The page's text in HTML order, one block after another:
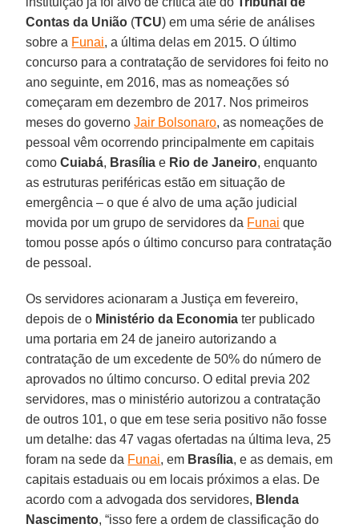
Contas da União (TCU) em uma série de análises
sobre a Funai, a última delas em 2015. O último
concurso para a contratação de servidores foi feito no
ano seguinte, em 2016, mas as nomeações só
começaram em dezembro de 2017. Nos primeiros
meses do governoJair Bolsonaro, as nomeações de
pessoal vêm ocorrendo principalmente em capitais
como Cuiabá, Brasília e Rio de Janeiro, enquanto
as estruturas periféricas estão em situação de
emergência – o que é alvo de uma ação judicial
movida por um grupo de servidores da Funai que
tomou posse após o último concurso para contratação
de pessoal.
Os servidores acionaram a Justiça em fevereiro,
depois de o Ministério da Economia ter publicado
uma portaria em 24 de janeiro autorizando a
contratação de um excedente de 50% do número de
aprovados no último concurso. O edital previa 202
servidores, mas o ministério autorizou a contratação
de outros 101, o que em tese seria positivo não fosse
um detalhe: das 47 vagas ofertadas na última leva, 25
foram na sede da Funai, em Brasília, e as demais, em
capitais estaduais ou em locais próximos a elas. De
acordo com a advogada dos servidores, Blenda
Nascimento, “isso fere a ordem de classificação do